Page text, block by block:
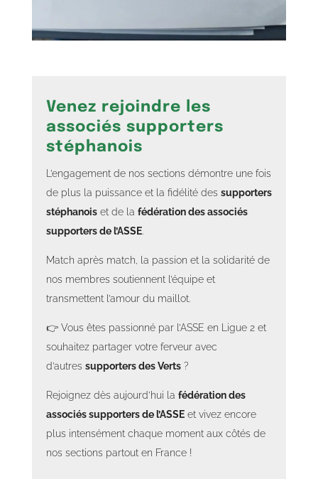
Venez rejoindre les
associés supporters
stéphanois
L’engagement de nos sections démontre une fois
de plus la puissance et la fidélité des supporters
stéphanois et de la fédération des associés
supporters de l’ASSE.
Match après match, la passion et la solidarité de
nos membres soutiennent l’équipe et
transmettent l’amour du maillot.
👉 Vous êtes passionné par l’ASSE en Ligue 2 et
souhaitez partager votre ferveur avec
d’autres supporters des Verts ?
Rejoignez dès aujourd’hui la fédération des
associés supporters de l’ASSE et vivez encore
plus intensément chaque moment aux côtés de
nos sections partout en France !